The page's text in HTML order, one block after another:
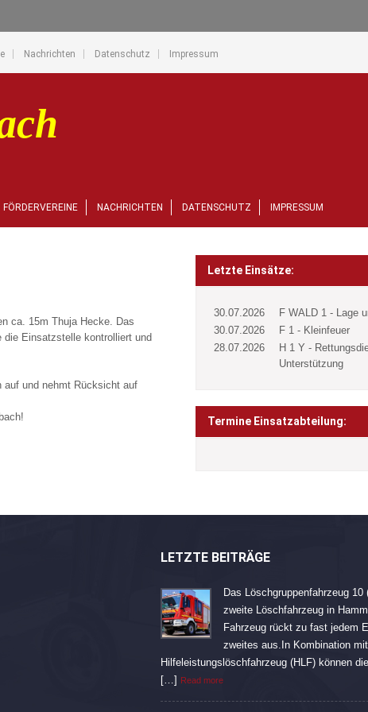
Nachrichten Datenschutz Impressum
FÖRDERVEREINE NACHRICHTEN DATENSCHUTZ IMPRESSUM
ca. 15m Thuja Hecke. Das
die Einsatzstelle kontrolliert und
auf und nehmt Rücksicht auf
Letzte Einsätze:
30.07.2026
F WALD 1 - Lage
30.07.2026
F 1 - Kleinfeuer
28.07.2026
H 1 Y -
Unterstützung
Termine Einsatzabteilung:
LETZTE BEITRÄGE
Das Löschgruppenfahrzeug 10
zweite Löschfahrzeug in
Fahrzeug rückt zu fast jedem
zweites aus.In Kombination
Hilfeleistungslöschfahrzeug (HLF) können
[…] Read more